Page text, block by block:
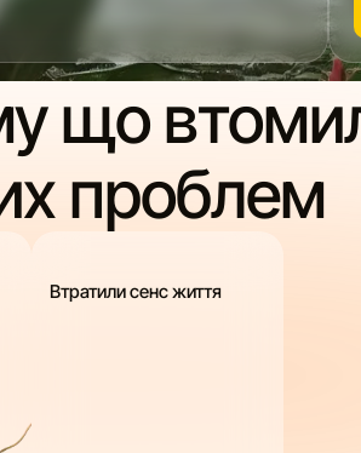
що
проблем
Втратили сенс життя